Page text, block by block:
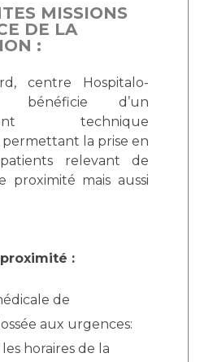
et Réadaptation
Handicap 13
de Formation
santé
Pathologiques
au Laboratoire d'Infectiologie
MISSIONS
DE LA
:
centre Hospitalo-
bénéficie d’un
technique
la prise en
relevant de
proximité mais aussi
:
de
aux urgences:
horaires de la